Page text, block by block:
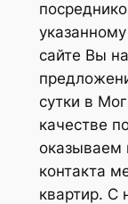
сайте Вы
сутки в
качестве
оказываем
контакта
квартир. С